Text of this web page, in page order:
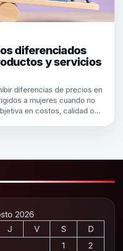
diferenciados
y servicios
diferencias de precios en
a mujeres cuando no
en costos, calidad o…
2026
J V S
D
1
2